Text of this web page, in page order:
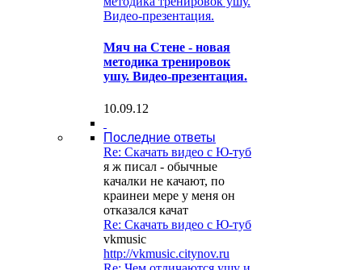
Мяч на Стене - новая
методика тренировок
ушу. Видео-презентация.
10.09.12
Последние ответы
Re: Скачать видео с Ю-туб
я ж писал - обычные
качалки не качают, по
краинеи мере у меня он
отказался качат
Re: Скачать видео с Ю-туб
vkmusic
http://vkmusic.citynov.ru